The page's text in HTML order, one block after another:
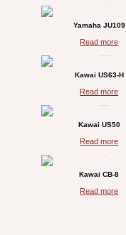
Yamaha JU109
Read more
Kawai US63-H
Read more
Kawai US50
Read more
Kawai CB-8
Read more